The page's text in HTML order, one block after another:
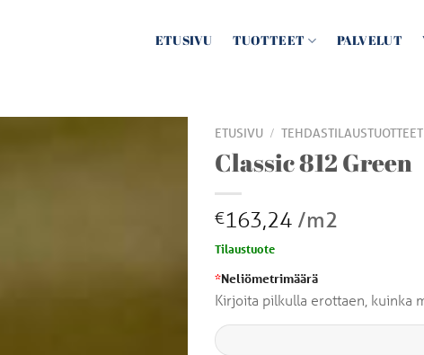
ETUSIVU TUOTTEET PALVELUT
ETUSIVU / TEHDASTILAUSTUOTTEET
Classic 812 Green
€163,24 /m2
Tilaustuote
*Neliömetrimäärä
Kirjoita pilkulla erottaen, kuinka